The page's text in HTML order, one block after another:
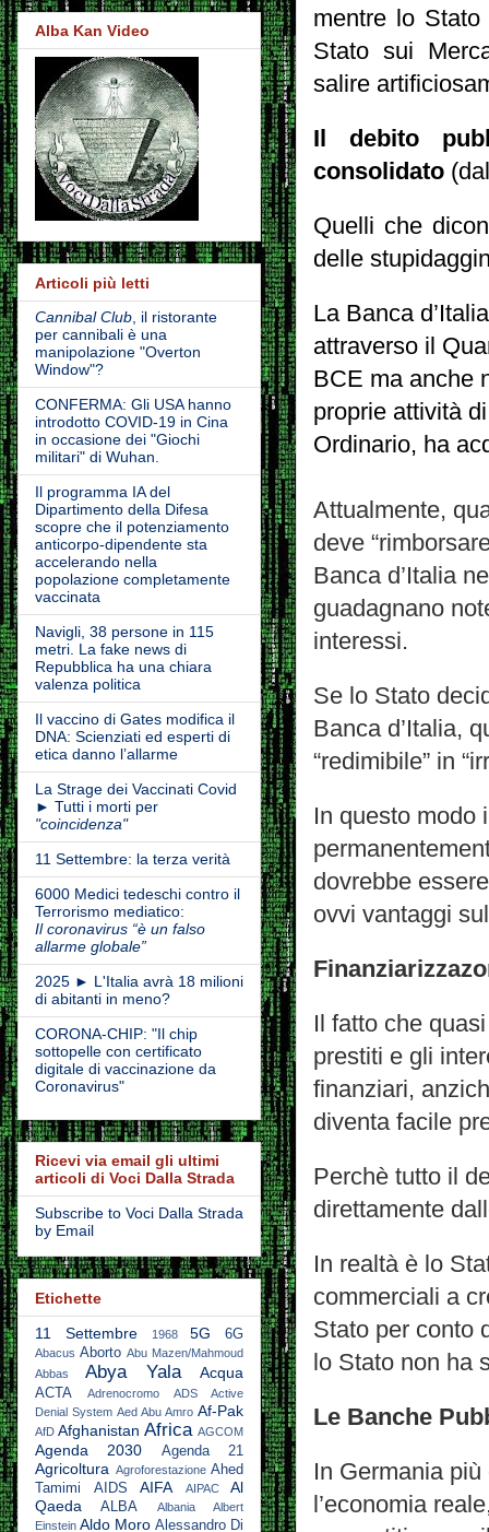
mentre lo
Stato sui
salire
Il debito
consolidato
Quelli che
delle
La Banca
attraverso il
BCE ma anche
proprie attività
Ordinario, ha
Attualmente,
deve
Banca d’Italia
guadagnano
interessi.
Se lo Stato
Banca d’Italia,
“redimibile” in
In questo modo
dovrebbe
ovvi vantaggi
Il fatto che
prestiti e gli
finanziari,
diventa facile
Perchè tutto il
direttamente
In realtà è lo
commerciali a
Stato per conto
lo Stato non ha
Le Banche
In Germania
l’economia
Alba Kan Video
Articoli più letti
Cannibal Club , il ristorante
per cannibali è una
manipolazione "Overton
Window"?
CONFERMA: Gli USA hanno
introdotto COVID-19 in Cina
in occasione dei "Giochi
militari" di Wuhan.
Il programma IA del
Dipartimento della Difesa
scopre che il potenziamento
anticorpo-dipendente sta
accelerando nella
popolazione completamente
vaccinata
Navigli, 38 persone in 115
metri. La fake news di
Repubblica ha una chiara
valenza politica
Il vaccino di Gates modifica il
DNA: Scienziati ed esperti di
etica danno l’allarme
La Strage dei Vaccinati Covid
► Tutti i morti per
"coincidenza"
11 Settembre: la terza verità
6000 Medici tedeschi contro il
Terrorismo mediatico:
Il coronavirus “è un falso
allarme globale”
2025 ► L'Italia avrà 18 milioni
di abitanti in meno?
CORONA-CHIP: "Il chip
sottopelle con certificato
digitale di vaccinazione da
Coronavirus"
Ricevi via email gli ultimi
articoli di Voci Dalla Strada
Subscribe to Voci Dalla Strada
by Email
Etichette
11 Settembre
1968 5G 6G
Abacus Aborto Abu Mazen/Mahmoud
Abbas
Abya Yala Acqua
ACTA Adrenocromo
ADS Active
Denial System Aed Abu Amro Af-Pak
AfD Afghanistan Africa AGCOM
Agenda 2030 Agenda 21
Agricoltura Agroforestazione Ahed
Tamimi
AIDS AIFA AIPAC
Al
Qaeda
ALBA Albania
Albert
Einstein Aldo Moro Alessandro Di